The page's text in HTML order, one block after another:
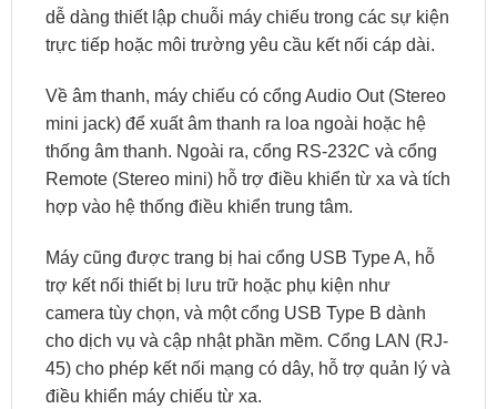
dễ dàng thiết lập chuỗi máy chiếu trong các sự kiện
trực tiếp hoặc môi trường yêu cầu kết nối cáp dài.
Về âm thanh, máy chiếu có cổng Audio Out (Stereo
mini jack) để xuất âm thanh ra loa ngoài hoặc hệ
thống âm thanh. Ngoài ra, cổng RS-232C và cổng
Remote (Stereo mini) hỗ trợ điều khiển từ xa và tích
hợp vào hệ thống điều khiển trung tâm.
Máy cũng được trang bị hai cổng USB Type A, hỗ
trợ kết nối thiết bị lưu trữ hoặc phụ kiện như
camera tùy chọn, và một cổng USB Type B dành
cho dịch vụ và cập nhật phần mềm. Cổng LAN (RJ-
45) cho phép kết nối mạng có dây, hỗ trợ quản lý và
điều khiển máy chiếu từ xa.